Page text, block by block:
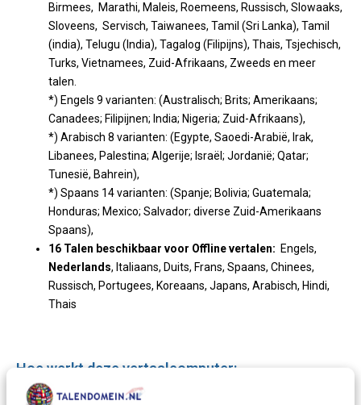
Birmees, Marathi, Maleis, Roemeens, Russisch, Slowaaks,
Sloveens, Servisch, Taiwanees, Tamil (Sri Lanka), Tamil
(india), Telugu (India), Tagalog (Filipijns), Thais, Tsjechisch,
Turks, Vietnamees, Zuid-Afrikaans, Zweeds en meer
talen.
*) Engels 9 varianten: (Australisch; Brits; Amerikaans;
Canadees; Filipijnen; India; Nigeria; Zuid-Afrikaans),
*) Arabisch 8 varianten: (Egypte, Saoedi-Arabië, Irak,
Libanees, Palestina; Algerije; Israël; Jordanië; Qatar;
Tunesië, Bahrein),
*) Spaans 14 varianten: (Spanje; Bolivia; Guatemala;
Honduras; Mexico; Salvador; diverse Zuid-Amerikaans
Spaans),
16 Talen beschikbaar voor Offline vertalen: Engels,
Nederlands, Italiaans, Duits, Frans, Spaans, Chinees,
Russisch, Portugees, Koreaans, Japans, Arabisch, Hindi,
Thais
Hoe werkt deze vertaalcomputer:
Werkt zelfstandig en snel, altijd en overal via WIFI. Indien er